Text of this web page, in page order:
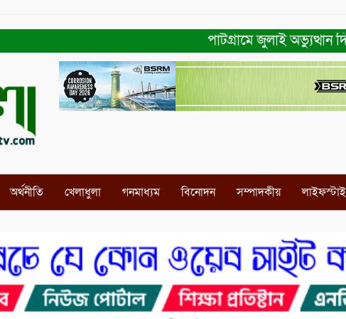
পাটগ্রামে জুলাই অভ্যুত্থান
অর্থনীতি খেলাধুলা গনমাধ্যম বিনোদন সম্পাদকীয়